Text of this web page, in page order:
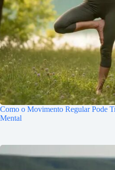
Como o Movimento Regular Pode
Mental